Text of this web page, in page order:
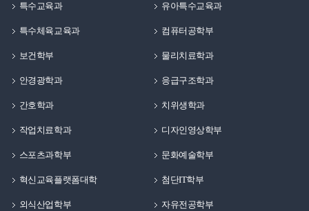
특수교육과 유아특수교육과
특수체육교육과 컴퓨터공학부
보건학부 물리치료학과
안경광학과 응급구조학과
간호학과 치위생학과
작업치료학과 디자인영상학부
스포츠과학부 문화예술학부
혁신교육플랫폼대학 첨단IT학부
외식산업학부 자유전공학부